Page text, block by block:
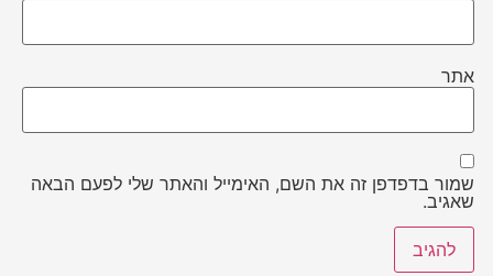
אתר
שמור בדפדפן זה את השם, האימייל והאתר שלי לפעם הבאה
שאגיב.